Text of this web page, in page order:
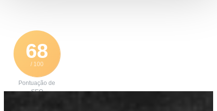
68
/ 100
Pontuação de
SEO